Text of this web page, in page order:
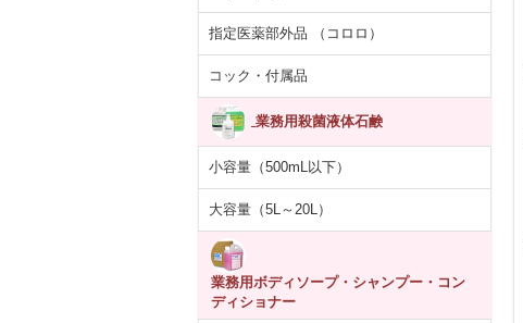
指定医薬部外品 （コロロ）
コック・付属品
業務用殺菌液体石鹸
小容量（500mL以下）
大容量（5L～20L）
業務用ボディソープ・シャンプー・コン
ディショナー